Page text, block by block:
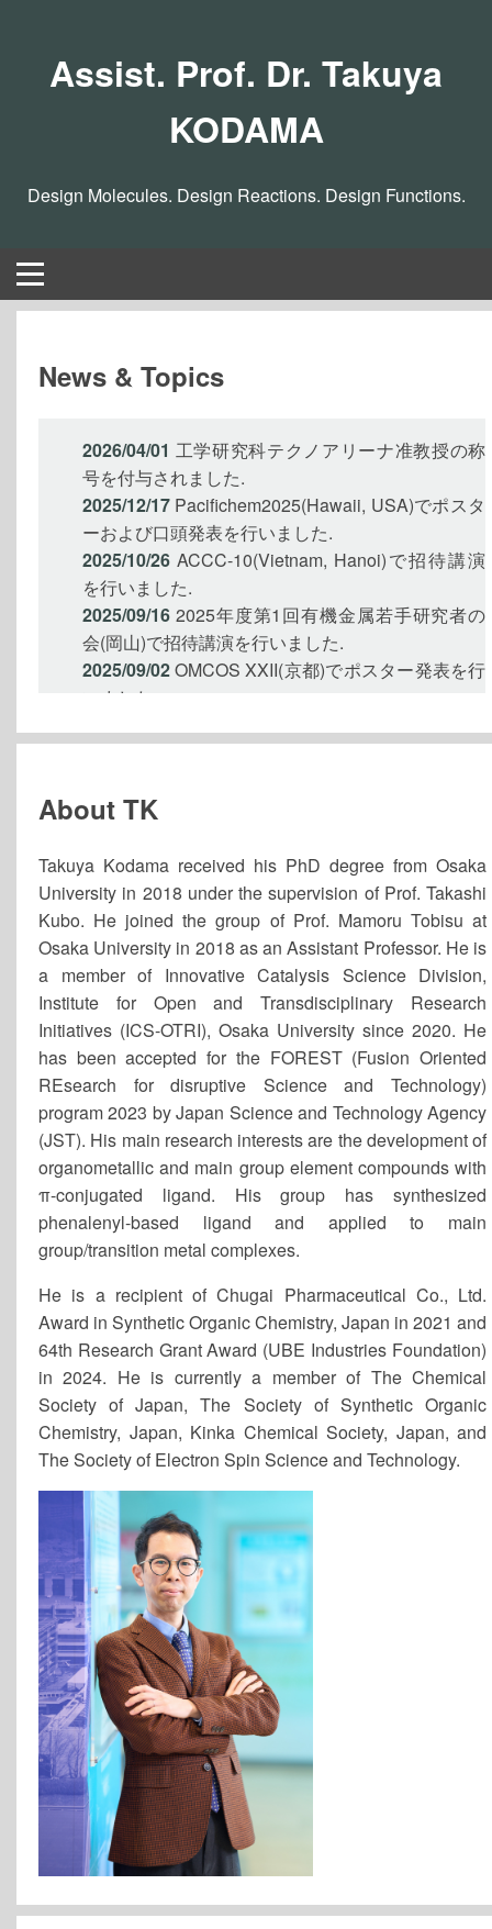
Assist. Prof. Dr. Takuya
KODAMA
Design Molecules. Design Reactions. Design Functions.
News & Topics
2026/04/01 工学研究科テクノアリーナ准教授の称
号を付与されました.
2025/12/17 Pacifichem2025(Hawaii, USA)でポスタ
ーおよび口頭発表を行いました.
2025/10/26 ACCC-10(Vietnam, Hanoi)で招待講演
を行いました.
2025/09/16 2025年度第1回有機金属若手研究者の
会(岡山)で招待講演を行いました.
2025/09/02OMCOS XXII(京都)でポスター発表を行
いました.
受賞しました.
で招待講演を行いました.
員に採択されました.
2024/09/26The 8th UK-Japan Catalysis Meeting
(京都)で招待講演を行いました.
2024/09/16錯体化学会第74回討論会(岐阜)で招待
講演を行いました.
2024/07/22ISHC-2024(Trieste, Italy)で招待講演を
行いました.
2024/07/15ICHAC-14(Tianjin, China)で招待講演を
行いました.
2024/06/252023年度創発研究者に採択されました.
2024/06/21第58回有機反応若手の会(滋賀)で招待
講演を行いました.
2024/05/14ISOS-20(広島)で口頭発表を行いました.
2024/05/11ISMEC2024(筑波)で招待講演を行いま
した.
受賞しました.
2024/04/01「化学と工業」2024年4月号の表紙に
写真が掲載されました.
About TK
Takuya Kodama received his PhD degree from Osaka
University in 2018 under the supervision of Prof. Takashi
Kubo. He joined the group of Prof. Mamoru Tobisu at
Osaka University in 2018 as an Assistant Professor. He is
a member of Innovative Catalysis Science Division,
Institute for Open and Transdisciplinary Research
Initiatives (ICS-OTRI), Osaka University since 2020. He
has been accepted for the FOREST (Fusion Oriented
REsearch for disruptive Science and Technology)
program 2023 by Japan Science and Technology Agency
(JST). His main research interests are the development of
organometallic and main group element compounds with
π-conjugated ligand. His group has synthesized
phenalenyl-based ligand and applied to main
group/transition metal complexes.
He is a recipient of Chugai Pharmaceutical Co., Ltd.
Award in Synthetic Organic Chemistry, Japan in 2021 and
64th Research Grant Award (UBE Industries Foundation)
in 2024. He is currently a member of The Chemical
Society of Japan, The Society of Synthetic Organic
Chemistry, Japan, Kinka Chemical Society, Japan, and
The Society of Electron Spin Science and Technology.